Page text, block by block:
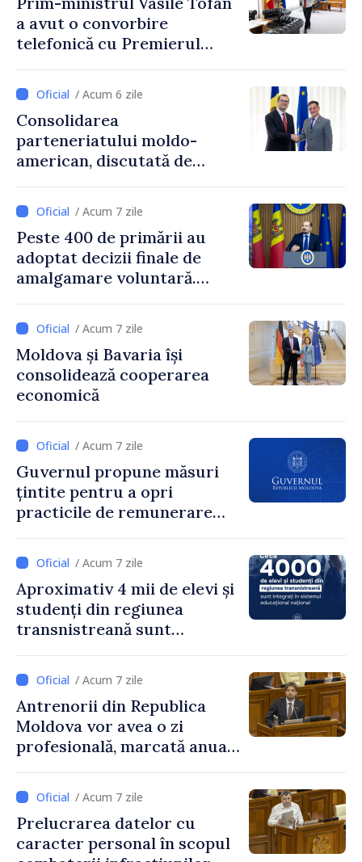
a avut o convorbire
telefonică cu Premierul
/ Acum 6 zile
Consolidarea
parteneriatului moldo-
american, discutată de
și însărcinatul cu afaceri al
SUA, Nick Pietrowicz
/ Acum 7 zile
Peste 400 de primării au
adoptat decizii finale de
amalgamare voluntară.
Guvernului, Alexei Buzu:
„85,5% dintre primării au
inițiat procesul. Le
mulțumim aleșilor locali
pentru că au pus pe primul
dezvoltar
/ Acum 7 zile
Moldova și Bavaria își
consolidează cooperarea
economică
/ Acum 7 zile
Guvernul propune măsuri
țintite pentru a opri
practicile de remunerare
/ Acum 7 zile
Aproximativ 4 mii de elevi și
studenți din regiunea
transnistreană sunt
educațional național
/ Acum 7 zile
Antrenorii din Republica
Moldova vor avea o zi
profesională, marcată anual
/ Acum 7 zile
Prelucrarea datelor cu
caracter personal în scopul